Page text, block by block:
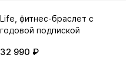
Life, фитнес-браслет с
годовой подпиской
32 990 ₽